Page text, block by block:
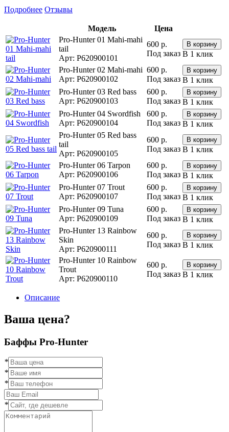
Подробнее Отзывы
Модель
Цена
Pro-Hunter 01 Mahi-mahi
tail
Арт: P620900101
600 р.
Под заказ В 1 клик
Pro-Hunter 02 Mahi-mahi
Арт: P620900102
600 р.
Под заказ В 1 клик
Pro-Hunter 03 Red bass
Арт: P620900103
600 р.
Под заказ В 1 клик
Pro-Hunter 04 Swordfish
Арт: P620900104
600 р.
Под заказ В 1 клик
Pro-Hunter 05 Red bass
tail
Арт: P620900105
600 р.
Под заказ В 1 клик
Pro-Hunter 06 Tarpon
Арт: P620900106
600 р.
Под заказ В 1 клик
Pro-Hunter 07 Trout
Арт: P620900107
600 р.
Под заказ В 1 клик
Pro-Hunter 09 Tuna
Арт: P620900109
600 р.
Под заказ В 1 клик
Pro-Hunter 13 Rainbow
Skin
Арт: P620900111
600 р.
Под заказ В 1 клик
Pro-Hunter 10 Rainbow
Trout
Арт: P620900110
600 р.
Под заказ В 1 клик
Описание
Ваша цена?
Баффы Pro-Hunter
*
*
*
*